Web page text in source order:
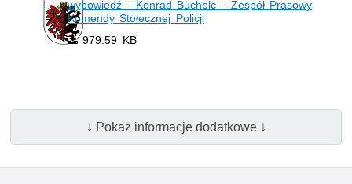
wypowiedź - Konrad Bucholc - Zespół Prasowy
Komendy Stołecznej Policji
979.59 KB
↓ Pokaż informacje dodatkowe ↓